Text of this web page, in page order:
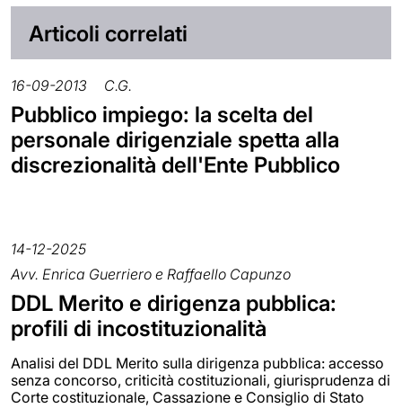
Articoli correlati
16-09-2013 C.G.
Pubblico impiego: la scelta del
personale dirigenziale spetta alla
discrezionalità dell'Ente Pubblico
14-12-2025
Avv. Enrica Guerriero e Raffaello Capunzo
DDL Merito e dirigenza pubblica:
profili di incostituzionalità
Analisi del DDL Merito sulla dirigenza pubblica: accesso
senza concorso, criticità costituzionali, giurisprudenza di
Corte costituzionale, Cassazione e Consiglio di Stato